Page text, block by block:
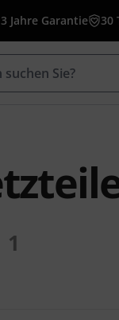
3 Jahre Garantie 30
1